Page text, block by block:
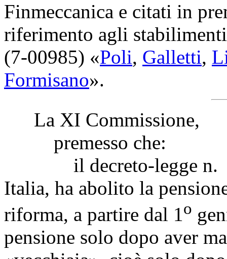
Finmeccanica e citati in
riferimento agli
(7-00985) «Poli, Galletti,
Formisano».
La XI Commissione,
premesso che:
il decreto-legge n.
Italia, ha abolito la
riforma, a partire dal 1o
pensione solo dopo aver